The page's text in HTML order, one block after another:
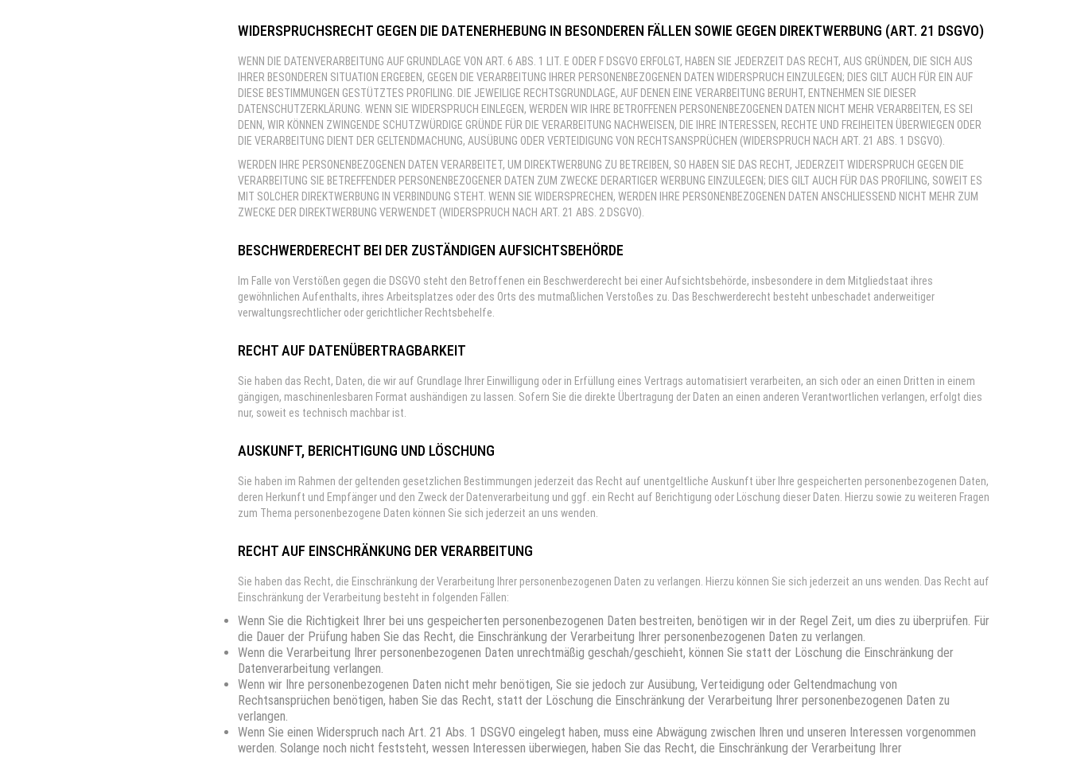
WIDERSPRUCHSRECHT GEGEN DIE DATENERHEBUNG IN BESONDEREN FÄLLEN SOWIE GEGEN DIREKTWERBUNG (ART. 21 DSGVO)
WENN DIE DATENVERARBEITUNG AUF GRUNDLAGE VON ART. 6 ABS. 1 LIT. E ODER F DSGVO ERFOLGT, HABEN SIE JEDERZEIT DAS RECHT, AUS GRÜNDEN, DIE SICH AUS
IHRER BESONDEREN SITUATION ERGEBEN, GEGEN DIE VERARBEITUNG IHRER PERSONENBEZOGENEN DATEN WIDERSPRUCH EINZULEGEN; DIES GILT AUCH FÜR EIN AUF
DIESE BESTIMMUNGEN GESTÜTZTES PROFILING. DIE JEWEILIGE RECHTSGRUNDLAGE, AUF DENEN EINE VERARBEITUNG BERUHT, ENTNEHMEN SIE DIESER
DATENSCHUTZERKLÄRUNG. WENN SIE WIDERSPRUCH EINLEGEN, WERDEN WIR IHRE BETROFFENEN PERSONENBEZOGENEN DATEN NICHT MEHR VERARBEITEN, ES SEI
DENN, WIR KÖNNEN ZWINGENDE SCHUTZWÜRDIGE GRÜNDE FÜR DIE VERARBEITUNG NACHWEISEN, DIE IHRE INTERESSEN, RECHTE UND FREIHEITEN ÜBERWIEGEN ODER
DIE VERARBEITUNG DIENT DER GELTENDMACHUNG, AUSÜBUNG ODER VERTEIDIGUNG VON RECHTSANSPRÜCHEN (WIDERSPRUCH NACH ART. 21 ABS. 1 DSGVO).
WERDEN IHRE PERSONENBEZOGENEN DATEN VERARBEITET, UM DIREKTWERBUNG ZU BETREIBEN, SO HABEN SIE DAS RECHT, JEDERZEIT WIDERSPRUCH GEGEN DIE
VERARBEITUNG SIE BETREFFENDER PERSONENBEZOGENER DATEN ZUM ZWECKE DERARTIGER WERBUNG EINZULEGEN; DIES GILT AUCH FÜR DAS PROFILING, SOWEIT ES
MIT SOLCHER DIREKTWERBUNG IN VERBINDUNG STEHT. WENN SIE WIDERSPRECHEN, WERDEN IHRE PERSONENBEZOGENEN DATEN ANSCHLIESSEND NICHT MEHR ZUM
ZWECKE DER DIREKTWERBUNG VERWENDET (WIDERSPRUCH NACH ART. 21 ABS. 2 DSGVO).
BESCHWERDE­RECHT BEI DER ZUSTÄNDIGEN AUFSICHTS­BEHÖRDE
Im Falle von Verstößen gegen die DSGVO steht den Betroffenen ein Beschwerderecht bei einer Aufsichtsbehörde, insbesondere in dem Mitgliedstaat ihres
gewöhnlichen Aufenthalts, ihres Arbeitsplatzes oder des Orts des mutmaßlichen Verstoßes zu. Das Beschwerderecht besteht unbeschadet anderweitiger
verwaltungsrechtlicher oder gerichtlicher Rechtsbehelfe.
RECHT AUF DATEN­ÜBERTRAG­BARKEIT
Sie haben das Recht, Daten, die wir auf Grundlage Ihrer Einwilligung oder in Erfüllung eines Vertrags automatisiert verarbeiten, an sich oder an einen Dritten in einem
gängigen, maschinenlesbaren Format aushändigen zu lassen. Sofern Sie die direkte Übertragung der Daten an einen anderen Verantwortlichen verlangen, erfolgt dies
nur, soweit es technisch machbar ist.
AUSKUNFT, BERICHTIGUNG UND LÖSCHUNG
Sie haben im Rahmen der geltenden gesetzlichen Bestimmungen jederzeit das Recht auf unentgeltliche Auskunft über Ihre gespeicherten personenbezogenen Daten,
deren Herkunft und Empfänger und den Zweck der Datenverarbeitung und ggf. ein Recht auf Berichtigung oder Löschung dieser Daten. Hierzu sowie zu weiteren Fragen
zum Thema personenbezogene Daten können Sie sich jederzeit an uns wenden.
RECHT AUF EINSCHRÄNKUNG DER VERARBEITUNG
Sie haben das Recht, die Einschränkung der Verarbeitung Ihrer personenbezogenen Daten zu verlangen. Hierzu können Sie sich jederzeit an uns wenden. Das Recht auf
Einschränkung der Verarbeitung besteht in folgenden Fällen:
Wenn Sie die Richtigkeit Ihrer bei uns gespeicherten personenbezogenen Daten bestreiten, benötigen wir in der Regel Zeit, um dies zu überprüfen. Für
die Dauer der Prüfung haben Sie das Recht, die Einschränkung der Verarbeitung Ihrer personenbezogenen Daten zu verlangen.
Wenn die Verarbeitung Ihrer personenbezogenen Daten unrechtmäßig geschah/geschieht, können Sie statt der Löschung die Einschränkung der
Datenverarbeitung verlangen.
Wenn wir Ihre personenbezogenen Daten nicht mehr benötigen, Sie sie jedoch zur Ausübung, Verteidigung oder Geltendmachung von
Rechtsansprüchen benötigen, haben Sie das Recht, statt der Löschung die Einschränkung der Verarbeitung Ihrer personenbezogenen Daten zu
verlangen.
Wenn Sie einen Widerspruch nach Art. 21 Abs. 1 DSGVO eingelegt haben, muss eine Abwägung zwischen Ihren und unseren Interessen vorgenommen
werden. Solange noch nicht feststeht, wessen Interessen überwiegen, haben Sie das Recht, die Einschränkung der Verarbeitung Ihrer